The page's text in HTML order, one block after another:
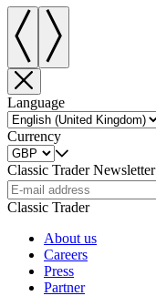
Language
Currency
Classic Trader Newsletter
Classic Trader
About us
Careers
Press
Partner